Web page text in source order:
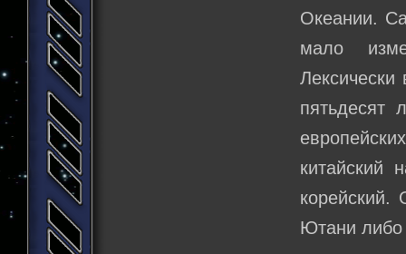
Океании.
мало
пятьдесят
китайский
корейский.
Ютани либо